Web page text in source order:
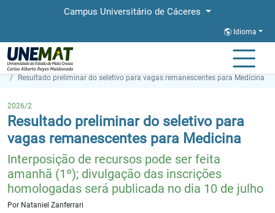
Campus Universitário de Cáceres
Idioma
Página Inicial
Resultado preliminar do seletivo para vagas remanescentes para Medicina
2026/2
Resultado preliminar do seletivo para
vagas remanescentes para Medicina
Interposição de recursos pode ser feita
amanhã (1º); divulgação das inscrições
homologadas será publicada no dia 10 de julho
Por Nataniel Zanferrari